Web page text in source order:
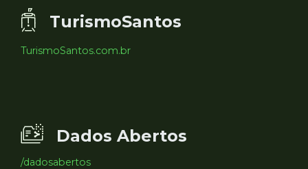
TurismoSantos
TurismoSantos.com.br
Dados Abertos
/dadosabertos